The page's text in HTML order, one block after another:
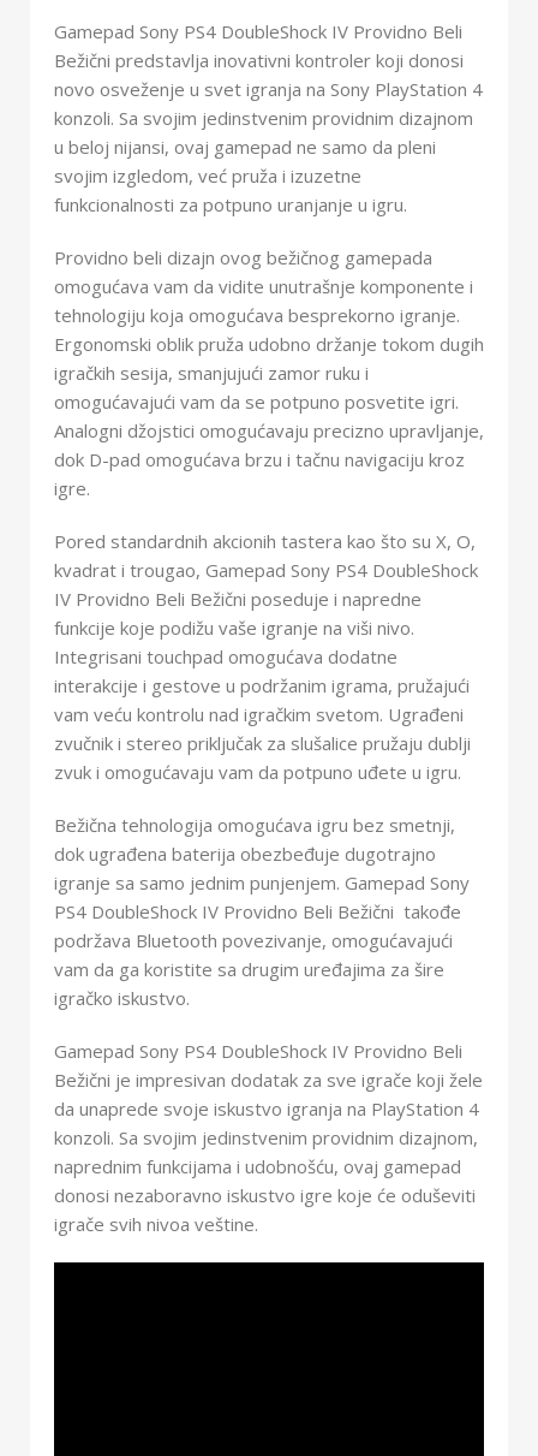
Gamepad Sony PS4 DoubleShock IV Providno Beli
Bežični predstavlja inovativni kontroler koji donosi
novo osveženje u svet igranja na Sony PlayStation 4
konzoli. Sa svojim jedinstvenim providnim dizajnom
u beloj nijansi, ovaj gamepad ne samo da pleni
svojim izgledom, već pruža i izuzetne
funkcionalnosti za potpuno uranjanje u igru.
Providno beli dizajn ovog bežičnog gamepada
omogućava vam da vidite unutrašnje komponente i
tehnologiju koja omogućava besprekorno igranje.
Ergonomski oblik pruža udobno držanje tokom dugih
igračkih sesija, smanjujući zamor ruku i
omogućavajući vam da se potpuno posvetite igri.
Analogni džojstici omogućavaju precizno upravljanje,
dok D-pad omogućava brzu i tačnu navigaciju kroz
igre.
Pored standardnih akcionih tastera kao što su X, O,
kvadrat i trougao, Gamepad Sony PS4 DoubleShock
IV Providno Beli Bežični poseduje i napredne
funkcije koje podižu vaše igranje na viši nivo.
Integrisani touchpad omogućava dodatne
interakcije i gestove u podržanim igrama, pružajući
vam veću kontrolu nad igračkim svetom. Ugrađeni
zvučnik i stereo priključak za slušalice pružaju dublji
zvuk i omogućavaju vam da potpuno uđete u igru.
Bežična tehnologija omogućava igru bez smetnji,
dok ugrađena baterija obezbeđuje dugotrajno
igranje sa samo jednim punjenjem. Gamepad Sony
PS4 DoubleShock IV Providno Beli Bežični takođe
podržava Bluetooth povezivanje, omogućavajući
vam da ga koristite sa drugim uređajima za šire
igračko iskustvo.
Gamepad Sony PS4 DoubleShock IV Providno Beli
Bežični je impresivan dodatak za sve igrače koji žele
da unaprede svoje iskustvo igranja na PlayStation 4
konzoli. Sa svojim jedinstvenim providnim dizajnom,
naprednim funkcijama i udobnošću, ovaj gamepad
donosi nezaboravno iskustvo igre koje će oduševiti
igrače svih nivoa veštine.